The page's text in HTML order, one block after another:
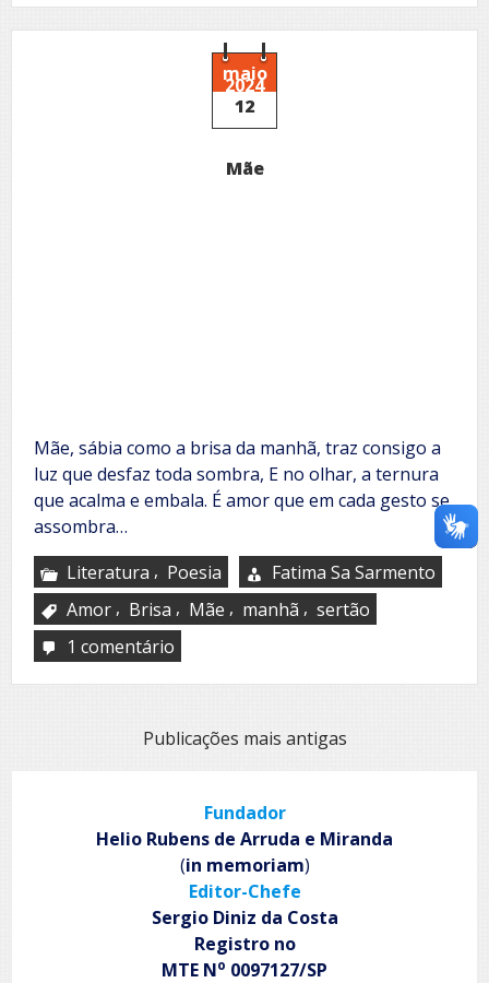
marombeira
do
conhecimento
maio
2024
12
Mãe
Mãe, sábia como a brisa da manhã, traz consigo a
luz que desfaz toda sombra, E no olhar, a ternura
que acalma e embala. É amor que em cada gesto se
assombra…
Literatura , Poesia
Fatima Sa Sarmento
Amor , Brisa , Mãe , manhã , sertão
1 comentário
NavegaçãoPublicações mais antigas
Fundador
Helio Rubens de Arruda e Miranda
(in memoriam)
Editor-Chefe
Sergio Diniz da Costa
Registro no
MTE No 0097127/SP